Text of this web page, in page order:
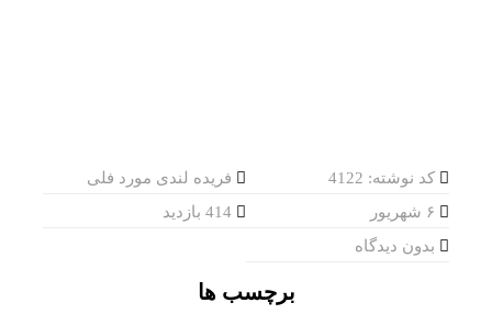
کد نوشته: 4122
فریده لندی مورد فلی
بدون دیدگاه
برچسب ها